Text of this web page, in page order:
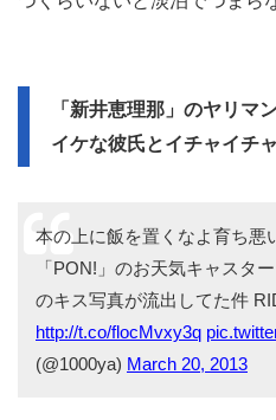
「新井恵理那」のヤリ
イケな彼氏とイチャイチャ
本の上に飯を置くなよ育ち
「PON!」のお天気キャスタ
のキス写真が流出してた件
http://t.co/flocMvxy3q
(@1000ya) March 20, 2013